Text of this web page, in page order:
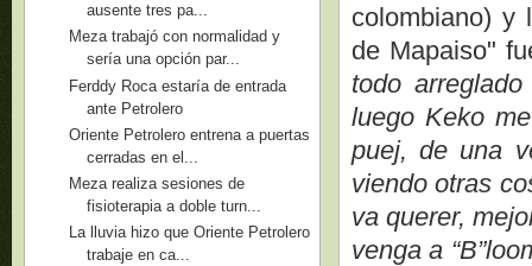
colombiano) y
de Mapaiso"
todo
luego Keko
puej, de una
viendo otras
va querer,
venga a
ausente tres pa...
Meza trabajó con normalidad y
sería una opción par...
Ferddy Roca estaría de entrada
ante Petrolero
Oriente Petrolero entrena a puertas
cerradas en el...
Meza realiza sesiones de
fisioterapia a doble turn...
La lluvia hizo que Oriente Petrolero
trabaje en ca...